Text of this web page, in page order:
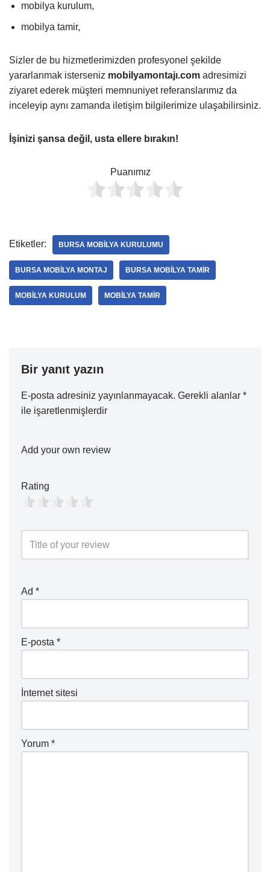
mobilya kurulum,
mobilya tamir,
Sizler de bu hizmetlerimizden profesyonel şekilde
yararlanmak isterseniz mobilyamontajı.com adresimizi
ziyaret ederek müşteri memnuniyet referanslarımız da
inceleyip aynı zamanda iletişim bilgilerimize ulaşabilirsiniz.
İşinizi şansa değil, usta ellere bırakın!
Puanımız
Etiketler: BURSA MOBILYA KURULUMU
BURSA MOBILYA MONTAJ BURSA MOBILYA TAMIR
MOBILYA KURULUM MOBILYA TAMIR
Bir yanıt yazın
E-posta adresiniz yayınlanmayacak. Gerekli alanlar *
ile işaretlenmişlerdir
Add your own review
Rating
Ad *
E-posta *
İnternet sitesi
Yorum *